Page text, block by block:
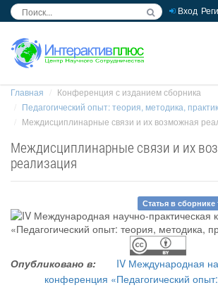
Вход
Главная
Конференция с изданием сборника
Педагогический опыт: теория, методика,
Междисциплинарные связи и их возможная
Междисциплинарные связи и их
реализация
Статья в
Опубликовано в:
IV Международная
конференция «Педагогический